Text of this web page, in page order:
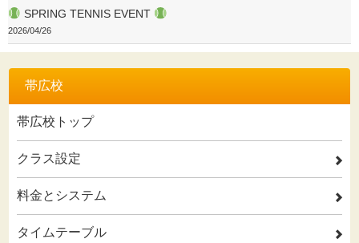
SPRING TENNIS EVENT
2026/04/26
帯広校
帯広校トップ
クラス設定 2
料金とシステム 2
タイムテーブル 2